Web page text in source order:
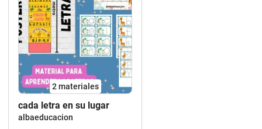
2 materiales
cada letra en su lugar
albaeducacion